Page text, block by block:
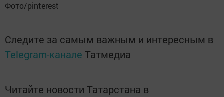
Фото/pinterest
Следите за самым важным и интересным в
Telegram-канале Татмедиа
Читайте новости Татарстана в